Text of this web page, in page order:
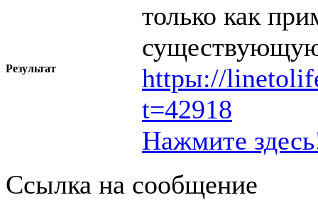
только как
Результат
httpы://
t=42918
Нажмите
Ссылка на сообщение